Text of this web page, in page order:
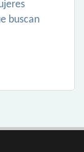
buscan